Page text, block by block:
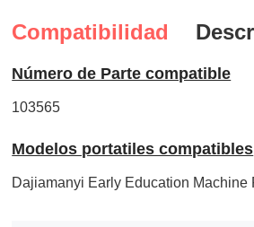
Compatibilidad
Número de Parte compatible
103565
Modelos portatiles compatibles
Dajiamanyi Early Education